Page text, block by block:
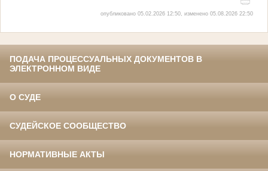
опубликовано 05.02.2026 12:50, изменено 05.08.2026 22:50
ПОДАЧА ПРОЦЕССУАЛЬНЫХ ДОКУМЕНТОВ В
ЭЛЕКТРОННОМ ВИДЕ
О СУДЕ
СУДЕЙСКОЕ СООБЩЕСТВО
НОРМАТИВНЫЕ АКТЫ